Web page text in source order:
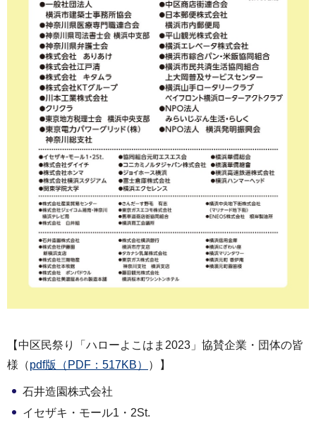
【中区民祭り「ハローよこはま2023」協賛企業・団体の皆
様（pdf版（PDF：517KB） ）】
石井造園株式会社
イセザキ・モール1・2St.